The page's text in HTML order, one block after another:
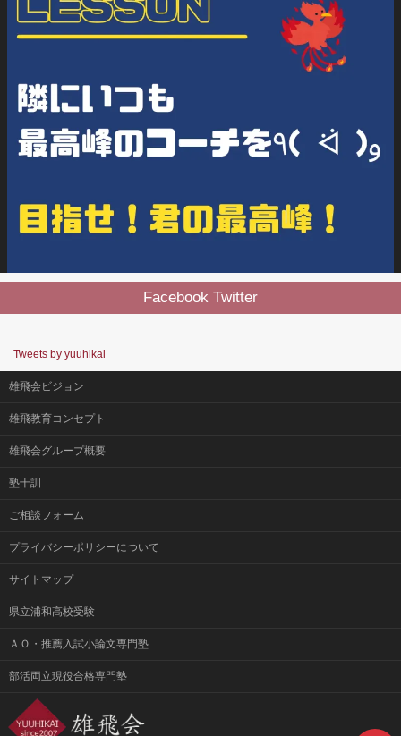
Facebook Twitter
Tweets by yuuhikai
雄飛会ビジョン
雄飛教育コンセプト
雄飛会グループ概要
塾十訓
ご相談フォーム
プライバシーポリシーについて
サイトマップ
県立浦和高校受験
ＡＯ・推薦入試小論文専門塾
部活両立現役合格専門塾